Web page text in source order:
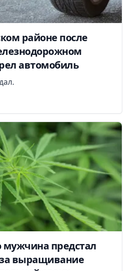
районе после
автомобиль
мужчина предстал
выращивание